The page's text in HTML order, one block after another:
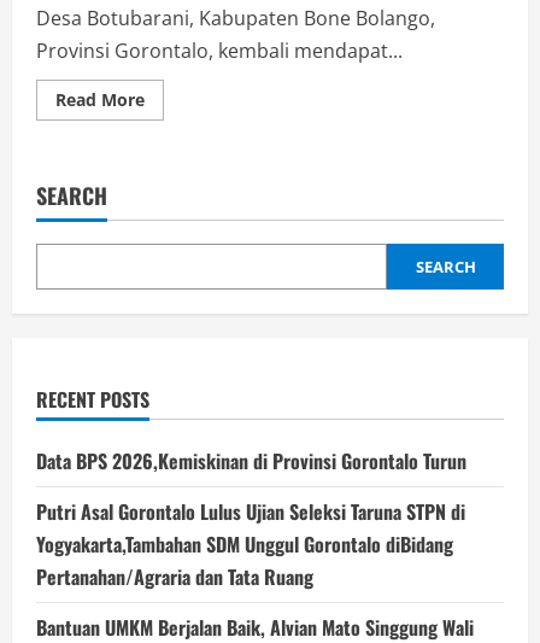
Desa Botubarani, Kabupaten Bone Bolango,
Provinsi Gorontalo, kembali mendapat...
Read MoreRead
more
RI
Rumah
di
SEARCH
SEARCH
RECENT POSTS
Data BPS 2026,Kemiskinan di Provinsi Gorontalo Turun
Putri Asal Gorontalo Lulus Ujian Seleksi Taruna STPN di
Yogyakarta,Tambahan SDM Unggul Gorontalo diBidang
Pertanahan/Agraria dan Tata Ruang
Bantuan UMKM Berjalan Baik, Alvian Mato Singgung Wali